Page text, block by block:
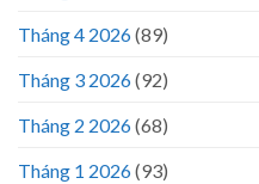
Tháng 4 2026(89)
Tháng 3 2026(92)
Tháng 2 2026(68)
Tháng 1 2026(93)